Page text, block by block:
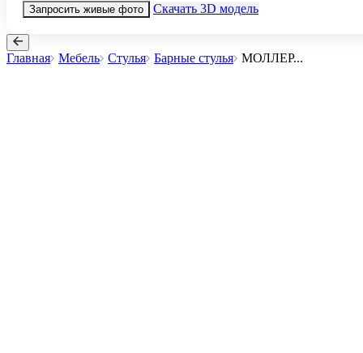
Запросить живые фото Скачать 3D модель
Главная Мебель Стулья Барные стулья МОЛЛЕР...